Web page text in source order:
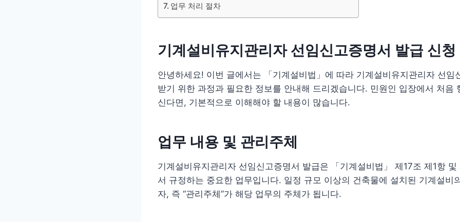
업무 처리 절차
기계설비유지관리자 선임신고증명서 발급 신청
안녕하세요! 이번 글에서는 「기계설비법」에 따라 기계설비유지관리자 선임
받기 위한 과정과 필요한 정보를 안내해 드리겠습니다. 민원인 입장에서 처음
신다면, 기본적으로 이해해야 할 내용이 많습니다.
업무 내용 및 관리주체
기계설비유지관리자 선임신고증명서 발급은 「기계설비법」 제17조 제1항
서 규정하는 중요한 업무입니다. 일정 규모 이상의 건축물에 설치된 기계설비
자, 즉 “관리주체”가 해당 업무의 주체가 됩니다.